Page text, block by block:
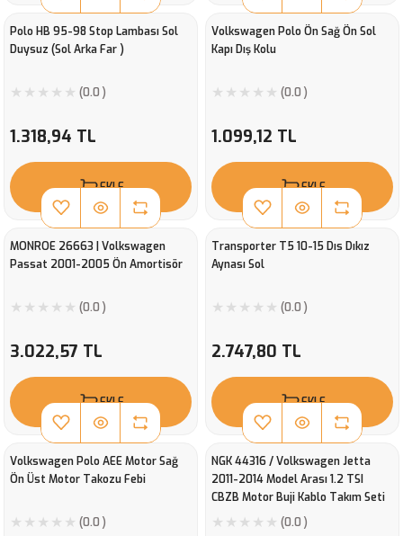
Polo HB 95-98 Stop Lambası Sol
Duysuz (Sol Arka Far )
(0.0 )
1.318,94 TL
EKLE
Volkswagen Polo Ön Sağ Ön Sol
Kapı Dış Kolu
(0.0 )
1.099,12 TL
EKLE
MONROE 26663 | Volkswagen
Passat 2001-2005 Ön Amortisör
(0.0 )
3.022,57 TL
EKLE
Transporter T5 10-15 Dıs Dıkız
Aynası Sol
(0.0 )
2.747,80 TL
EKLE
Volkswagen Polo AEE Motor Sağ
Ön Üst Motor Takozu Febi
(0.0 )
NGK 44316 / Volkswagen Jetta
2011-2014 Model Arası 1.2 TSI
CBZB Motor Buji Kablo Takım Seti
9A30B200
(0.0 )